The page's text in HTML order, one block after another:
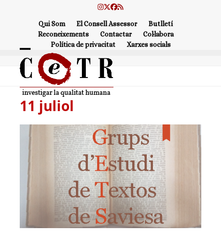
Instagram
Twitter
Facebook
RSS
Qui Som El Consell Assessor
Butlletí
Reconeixements
Contactar
Col·labora
Política de privacitat
Xarxes socials
Open
mobile
menu
Close
mobile
menu
11 juliol